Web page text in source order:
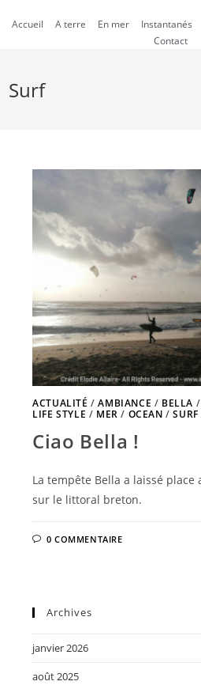
Accueil A terre En mer Instantanés
Contact
Surf
ACTUALITÉ /AMBIANCE / BELLA /
LIFE STYLE / MER / OCEAN /SURF
Ciao Bella !
La tempête Bella a laissé
sur le littoral breton.
0 COMMENTAIRE
Archives
janvier 2026
août 2025